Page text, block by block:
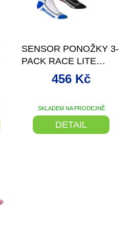
SENSOR PONOŽKY 3-
PACK RACE LITE
SKLADEM NA PRODEJNĚ
456 Kč
DETAIL